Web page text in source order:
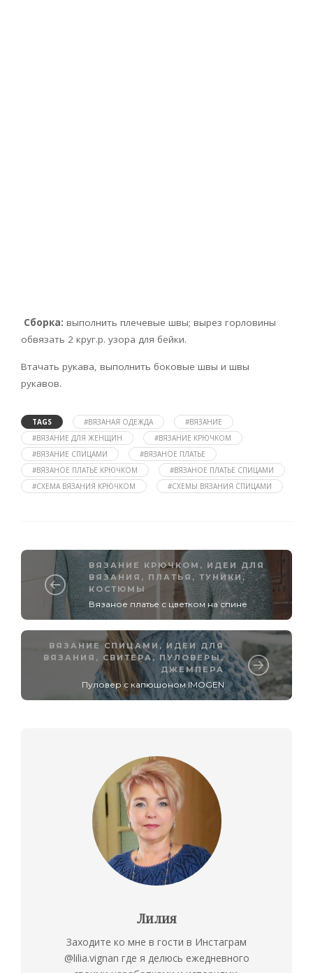
Сборка: выполнить плечевые швы; вырез горловины
обвязать 2 круг.p. узора для бейки.
Втачать рукава, выполнить боковые швы и швы
рукавов.
TAGS #ВЯЗАНАЯ ОДЕЖДА
#ВЯЗАНИЕ
#ВЯЗАНИЕ ДЛЯ ЖЕНЩИН
#ВЯЗАНИЕ КРЮЧКОМ
#ВЯЗАНИЕ СПИЦАМИ
#ВЯЗАНОЕ ПЛАТЬЕ
#ВЯЗАНОЕ ПЛАТЬЕ КРЮЧКОМ
#ВЯЗАНОЕ ПЛАТЬЕ СПИЦАМИ
#СХЕМА ВЯЗАНИЯ КРЮЧКОМ
#СХЕМЫ ВЯЗАНИЯ СПИЦАМИ
ВЯЗАНИЕ КРЮЧКОМ,ИДЕИ ДЛЯ
ВЯЗАНИЯ , ПЛАТЬЯ, ТУНИКИ,
КОСТЮМЫ
Вязаное платье с цветком на спине
ВЯЗАНИЕ СПИЦАМИ,ИДЕИ ДЛЯ
ВЯЗАНИЯ , СВИТЕРА, ПУЛОВЕРЫ,
ДЖЕМПЕРА
Пуловер с капюшоном IMOGEN
Лилия
Заходите ко мне в гости в Инстаграм
@lilia.vignan где я делюсь ежедневного